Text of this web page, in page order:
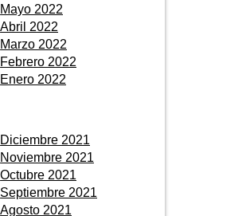
Mayo 2022
Abril 2022
Marzo 2022
Febrero 2022
Enero 2022
Diciembre 2021
Noviembre 2021
Octubre 2021
Septiembre 2021
Agosto 2021